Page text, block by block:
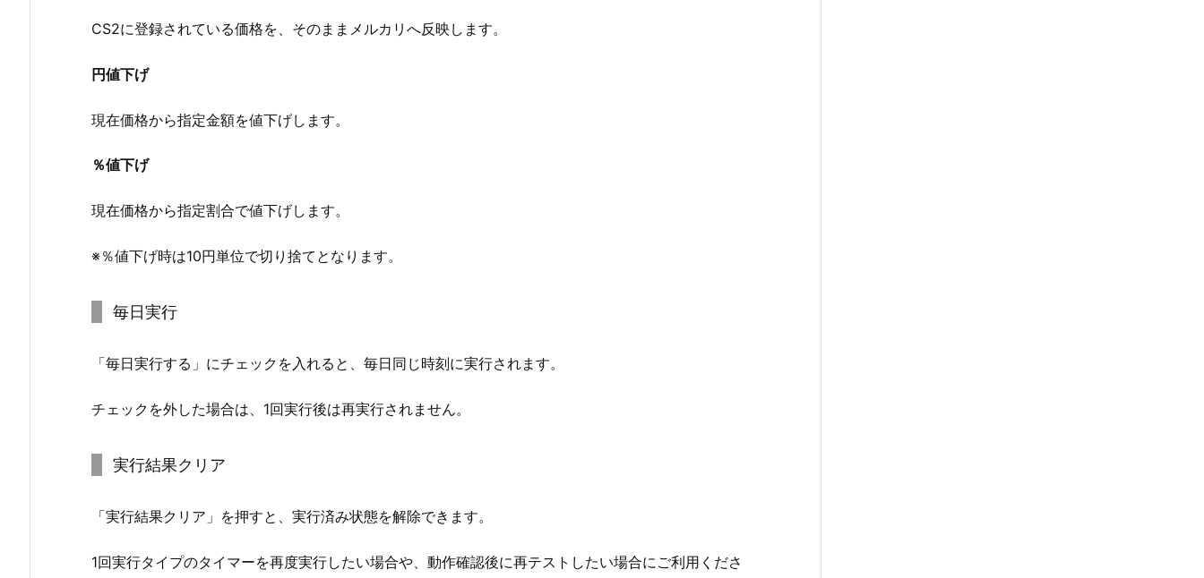
CS2に登録されている価格を、そのままメルカリへ反映します。
円値下げ
現在価格から指定金額を値下げします。
％値下げ
現在価格から指定割合で値下げします。
※％値下げ時は10円単位で切り捨てとなります。
毎日実行
「毎日実行する」にチェックを入れると、毎日同じ時刻に実行されます。
チェックを外した場合は、1回実行後は再実行されません。
実行結果クリア
「実行結果クリア」を押すと、実行済み状態を解除できます。
1回実行タイプのタイマーを再度実行したい場合や、動作確認後に再テストしたい場合にご利用くださ